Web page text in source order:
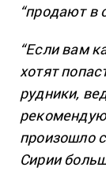
“продают в
“Если вам
хотят
рудники,
произошло
Сирии